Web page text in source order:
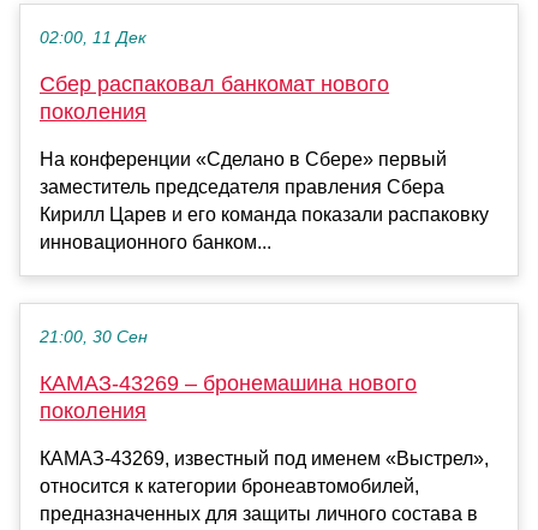
02:00, 11 Дек
Сбер распаковал банкомат нового
поколения
На конференции «Сделано в Сбере» первый
заместитель председателя правления Сбера
Кирилл Царев и его команда показали распаковку
инновационного банком...
21:00, 30 Сен
КАМАЗ-43269 – бронемашина нового
поколения
КАМАЗ-43269, известный под именем «Выстрел»,
относится к категории бронеавтомобилей,
предназначенных для защиты личного состава в